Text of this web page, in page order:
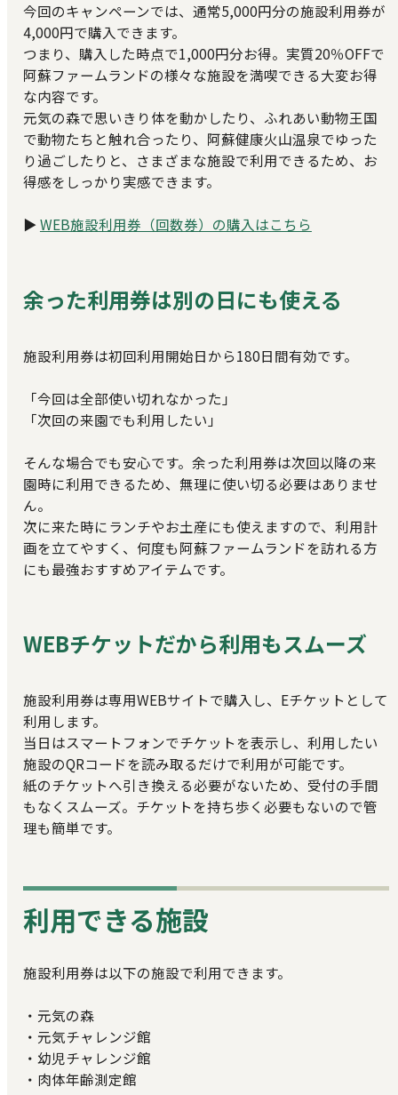
今回のキャンペーンでは、通常5,000円分の施設利用券が
4,000円で購入できます。
つまり、購入した時点で1,000円分お得。実質20％OFFで
阿蘇ファームランドの様々な施設を満喫できる大変お得
な内容です。
元気の森で思いきり体を動かしたり、ふれあい動物王国
で動物たちと触れ合ったり、阿蘇健康火山温泉でゆった
り過ごしたりと、さまざまな施設で利用できるため、お
得感をしっかり実感できます。
▶WEB施設利用券（回数券）の購入はこちら
余った利用券は別の日にも使える
施設利用券は初回利用開始日から180日間有効です。
「今回は全部使い切れなかった」
「次回の来園でも利用したい」
そんな場合でも安心です。余った利用券は次回以降の来
園時に利用できるため、無理に使い切る必要はありませ
ん。
次に来た時にランチやお土産にも使えますので、利用計
画を立てやすく、何度も阿蘇ファームランドを訪れる方
にも最強おすすめアイテムです。
WEBチケットだから利用もスムーズ
施設利用券は専用WEBサイトで購入し、Eチケットとして
利用します。
当日はスマートフォンでチケットを表示し、利用したい
施設のQRコードを読み取るだけで利用が可能です。
紙のチケットへ引き換える必要がないため、受付の手間
もなくスムーズ。チケットを持ち歩く必要もないので管
理も簡単です。
利用できる施設
施設利用券は以下の施設で利用できます。
・元気の森
・元気チャレンジ館
・幼児チャレンジ館
・肉体年齢測定館